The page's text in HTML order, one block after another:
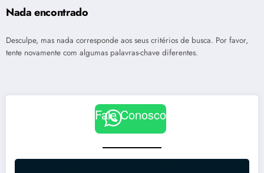
Nada encontrado
Desculpe, mas nada corresponde aos seus critérios de busca. Por favor,
tente novamente com algumas palavras-chave diferentes.
Fale Conosco